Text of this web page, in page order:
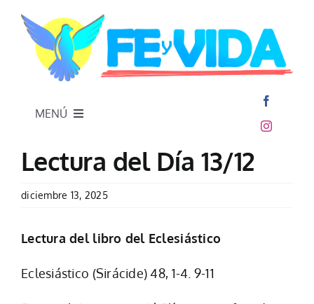
content
MENÚ
Inicio
Lectura del Día 13/12
diciembre 13, 2025
Lectura del libro del Eclesiástico
Eclesiástico (Sirácide) 48, 1-4. 9-11